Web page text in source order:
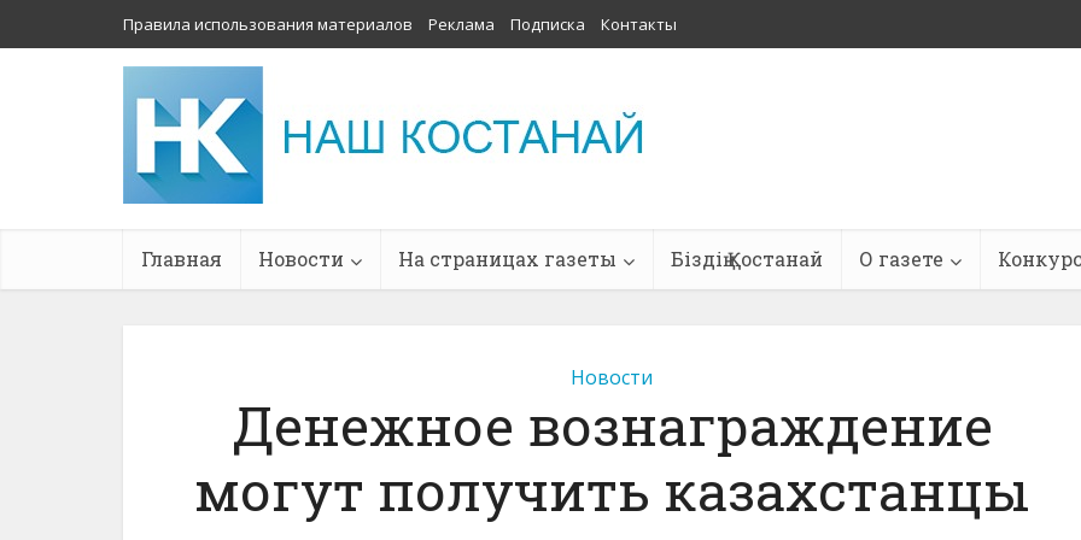
Правила использования материалов Реклама Подписка Контакты
Главная Новости На страницах газеты Біздің Қостанай О газете
Новости
Денежное вознаграждение
могут получить казахстанцы